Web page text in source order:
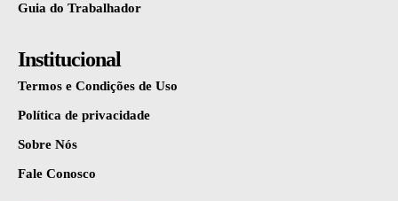
Guia do Trabalhador
Institucional
Termos e Condições de Uso
Política de privacidade
Sobre Nós
Fale Conosco